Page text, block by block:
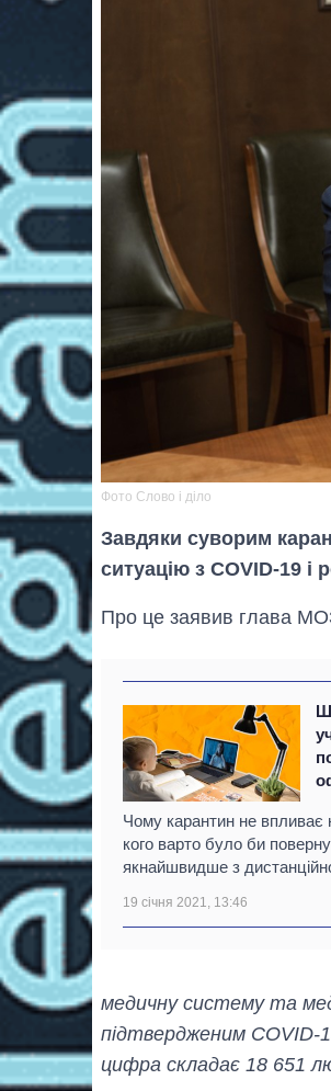
Фото Слово і діло
Завдяки суворим
ситуацію з COVID-19 і
Про це заявив глава
Чому карантин не
кого варто було би
якнайшвидше з
19 січня 2021, 13:46
медичну систему та
підтвердженим COVID-
цифра складає 18 651